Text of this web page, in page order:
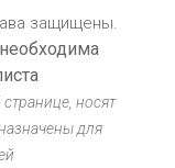
защищены.
носят
для